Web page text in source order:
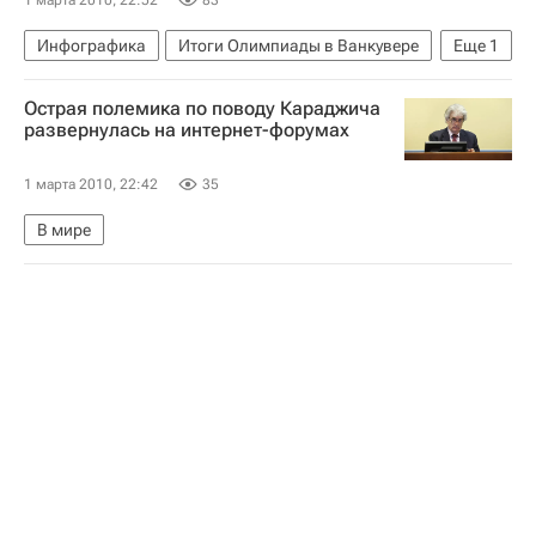
Еще 1
Инфографика
Итоги Олимпиады в Ванкувере
Олимпиада в Ванкувере: итоги, комментарии, анализ
Острая полемика по поводу Караджича
развернулась на интернет-форумах
1 марта 2010, 22:42 35
В мире